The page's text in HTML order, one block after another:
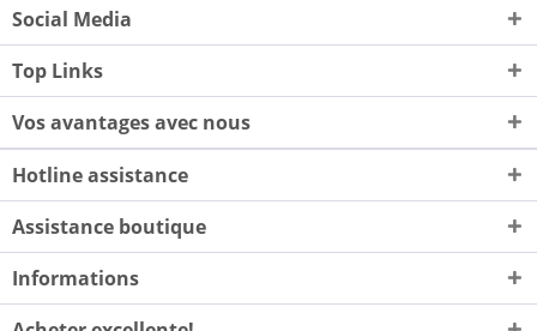
Social Media
Top Links
Vos avantages avec nous
Hotline assistance
Assistance boutique
Informations